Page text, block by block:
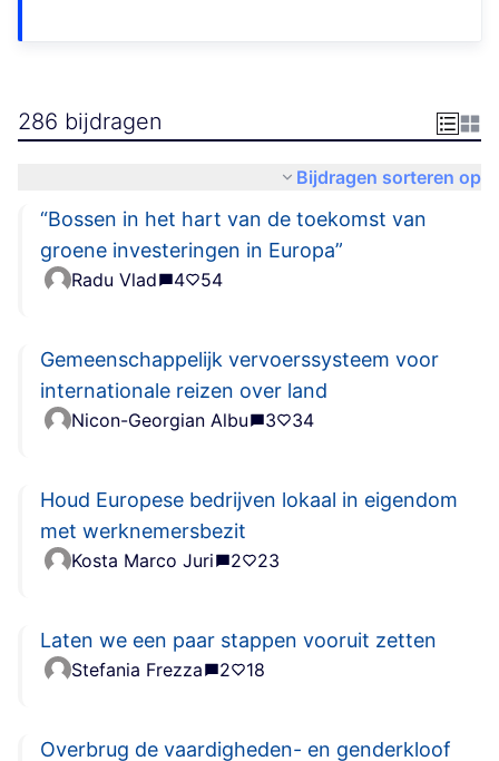
286 bijdragen
Bijdragen sorteren op
“Bossen in het hart van de toekomst van
groene investeringen in Europa”
Radu Vlad 4 54
Gemeenschappelijk vervoerssysteem voor
internationale reizen over land
Nicon-Georgian Albu 3 34
Houd Europese bedrijven lokaal in eigendom
met werknemersbezit
Kosta Marco Juri 2 23
Laten we een paar stappen vooruit zetten
Stefania Frezza 2 18
Overbrug de vaardigheden- en genderkloof